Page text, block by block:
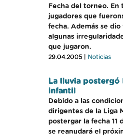
Fecha del torneo. En
jugadores que
fecha. Además se
algunas
que jugaron.
29.04.2005 | Noticias
La lluvia postergó
infantil
Debido a las
dirigentes de la Liga
postergar la fecha 11
se reanudará el